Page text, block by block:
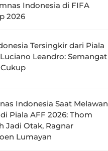
Indonesia di FIFA
2026
Tersingkir dari Piala
Leandro: Semangat
Indonesia Saat Melawan
Piala AFF 2026: Thom
Jadi Otak, Ragnar
Lumayan